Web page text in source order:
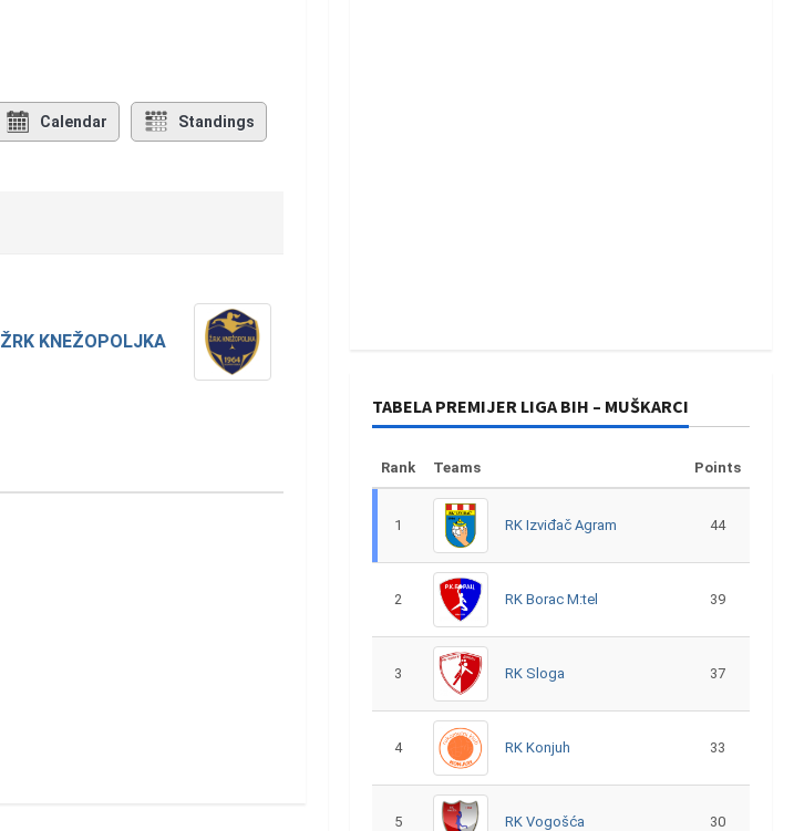
Calendar Standings
ŽRK KNEŽOPOLJKA
TABELA PREMIJER LIGA BIH – MUŠKARCI
Rank Teams Points
1 RK Izviđač Agram 44
2 RK Borac M:tel 39
3 RK Sloga 37
4 RK Konjuh 33
5 RK Vogošća 30